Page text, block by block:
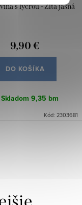
s lycrou - Žltá jasná
9,90 €
DO KOŠÍKA
Skladom 9,35 bm
Kód: 2303681